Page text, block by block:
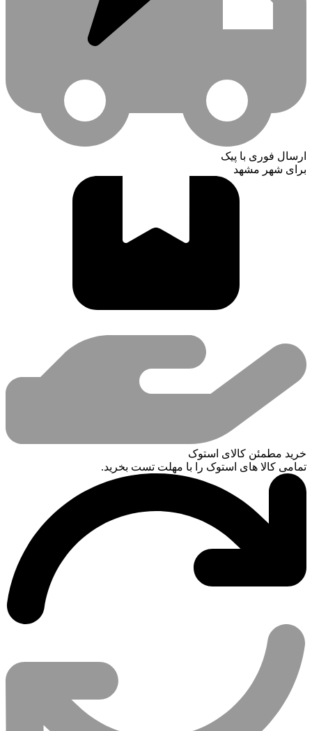
ارسال فوری با پیک
برای شهر مشهد
خرید مطمئن کالای استوک
تمامی کالا های استوک را با مهلت تست بخرید.